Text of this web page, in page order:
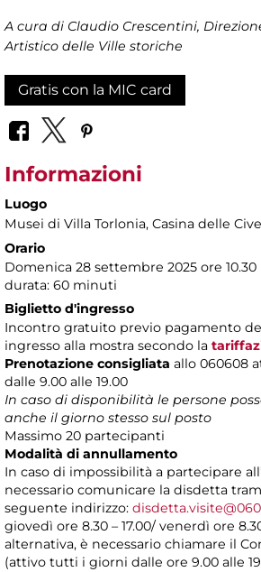
A cura di Claudio Crescentini,
Artistico delle Ville storiche
Gratis con la MIC card
Informazioni
Luogo
Musei di Villa Torlonia, Casina delle
Orario
Domenica 28 settembre 2025 ore 10.30
durata: 60 minuti
Biglietto d'ingresso
Incontro gratuito previo pagamento
ingresso alla mostra secondo la
Prenotazione consigliata allo 060608
dalle 9.00 alle 19.00
In caso di disponibilità le persone
anche il giorno stesso sul posto
Massimo 20 partecipanti
Modalità di annullamento
In caso di impossibilità a partecipare
necessario comunicare la disdetta
seguente indirizzo:
giovedì ore 8.30 – 17.00/ venerdì ore
alternativa, è necessario chiamare il
(attivo tutti i giorni dalle ore 9.00 alle